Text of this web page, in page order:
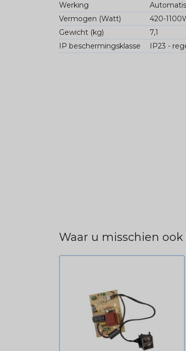
Werking
Vermogen (Watt)
420-
Gewicht (kg)
7,1
IP beschermingsklasse
IP23 -
Waar u misschien